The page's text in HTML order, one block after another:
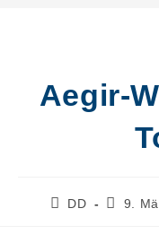
Aegir-
Beitrags-
DD
Beitrag
9.